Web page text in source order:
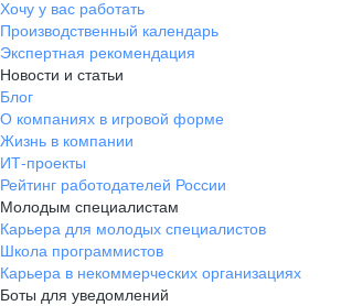
Хочу у вас работать
Производственный календарь
Экспертная рекомендация
Новости и статьи
Блог
О компаниях в игровой форме
Жизнь в компании
ИТ-проекты
Рейтинг работодателей России
Молодым специалистам
Карьера для молодых специалистов
Школа программистов
Карьера в некоммерческих организациях
Боты для уведомлений